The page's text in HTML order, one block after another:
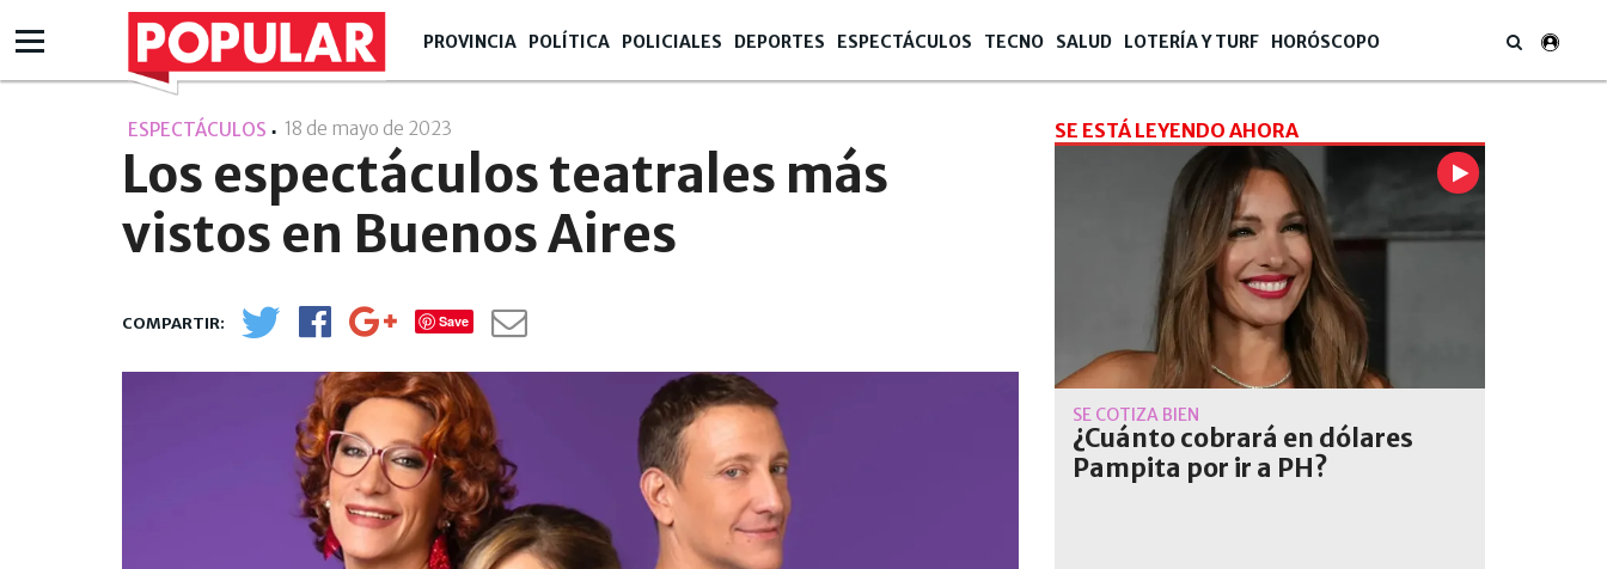
PROVINCIA POLÍTICA POLICIALES DEPORTES ESPECTÁCULOS TECNO SALUD LOTERÍA Y TURF HORÓSCOPO
ESPECTÁCULOS 18 de mayo de 2023
Los espectáculos teatrales más
vistos en Buenos Aires
Save
SE ESTÁ LEYENDO AHORA
SE COTIZA BIEN
¿Cuánto cobrará en dólares
Pampita por ir a PH?